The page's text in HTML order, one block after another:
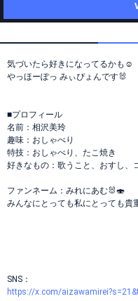
気づいたら好きになってるかも☺️
やっほーぽっ みぃぴょんです🐰
■プロフィール
名前：相沢美玲
趣味：おしゃべり
特技：おしゃべり、たこ焼き
好きなもの：歌うこと、おすし、
ファンネーム：みれにあむ🐰🍣
みんなにとっても私にとっても
SNS：
https://x.com/